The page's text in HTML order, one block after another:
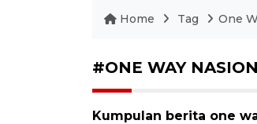
Home Tag One
#ONE WAY
Kumpulan berita one